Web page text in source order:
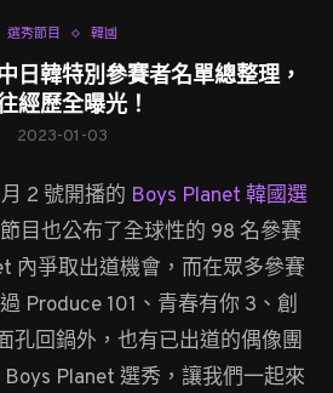
選秀節目 韓國
日韓特別參賽者名單總整理，
經歷全曝光！
2023-01-03
2 號開播的 Boys Planet 韓國選
目也公布了全球性的 98 名參賽
內爭取出道機會，而在眾多參賽
Produce 101、青春有你 3、創
孔回鍋外，也有已出道的偶像團
Planet 選秀，讓我們一起來